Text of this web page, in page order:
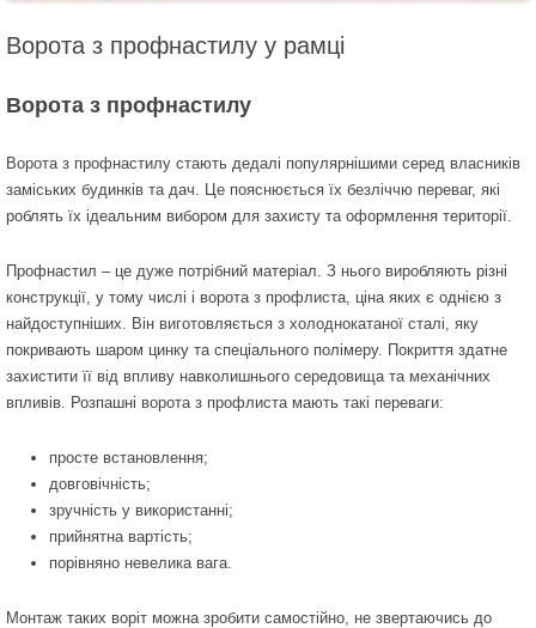
Ворота з профнастилу у рамці
Ворота з профнастилу
Ворота з профнастилу стають дедалі популярнішими серед власників
заміських будинків та дач. Це пояснюється їх безліччю переваг, які
роблять їх ідеальним вибором для захисту та оформлення території.
Профнастил – це дуже потрібний матеріал. З нього виробляють різні
конструкції, у тому числі і ворота з профлиста, ціна яких є однією з
найдоступніших. Він виготовляється з холоднокатаної сталі, яку
покривають шаром цинку та спеціального полімеру. Покриття здатне
захистити її від впливу навколишнього середовища та механічних
впливів. Розпашні ворота з профлиста мають такі переваги:
просте встановлення;
довговічність;
зручність у використанні;
прийнятна вартість;
порівняно невелика вага.
Монтаж таких воріт можна зробити самостійно, не звертаючись до